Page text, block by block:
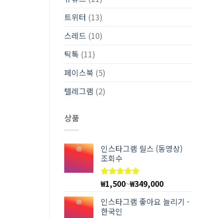
트위터 (13)
스레드 (10)
틱톡 (11)
페이스북 (5)
텔레그램 (2)
상품
인스타그램 릴스 (동영상)
조회수
5 중에서
4.97
평가됨
₩1,500~₩349,000
인스타그램 좋아요 늘리기 -
한국인